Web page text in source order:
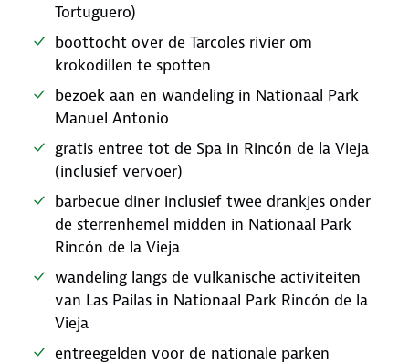
Tortuguero)
boottocht over de Tarcoles rivier om
krokodillen te spotten
bezoek aan en wandeling in Nationaal Park
Manuel Antonio
gratis entree tot de Spa in Rincón de la Vieja
(inclusief vervoer)
barbecue diner inclusief twee drankjes onder
de sterrenhemel midden in Nationaal Park
Rincón de la Vieja
wandeling langs de vulkanische activiteiten
van Las Pailas in Nationaal Park Rincón de la
Vieja
entreegelden voor de nationale parken